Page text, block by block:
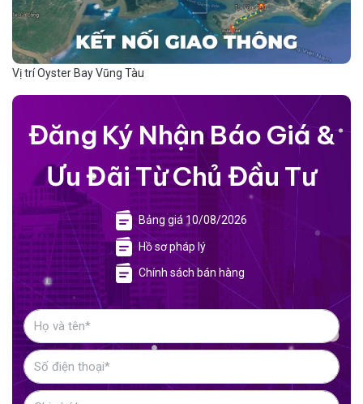
Vị trí Oyster Bay Vũng Tàu
Đăng Ký Nhận Báo Giá &
Ưu Đãi Từ Chủ Đầu Tư
Bảng giá 10/08/2026
Hồ sơ pháp lý
Chính sách bán hàng